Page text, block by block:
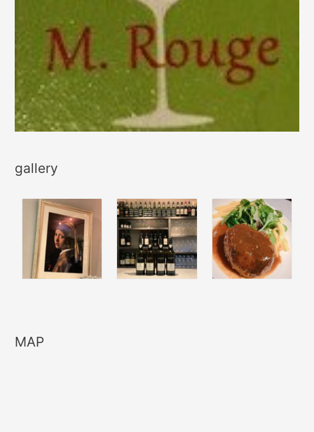
gallery
MAP